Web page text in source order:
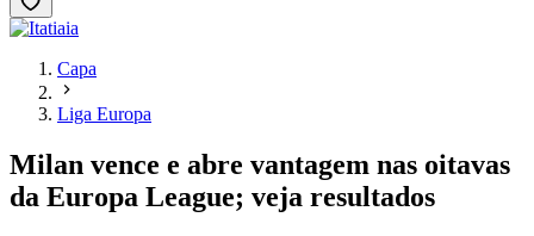
Capa
Liga Europa
Milan vence e abre vantagem nas oitavas
da Europa League; veja resultados